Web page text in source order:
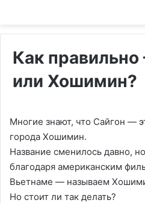
Как
или Хошимин?
Многие знают, что Сайгон —
города Хошимин.
Название сменилось давно,
благодаря американским
Вьетнаме — называем
Но стоит ли так делать?